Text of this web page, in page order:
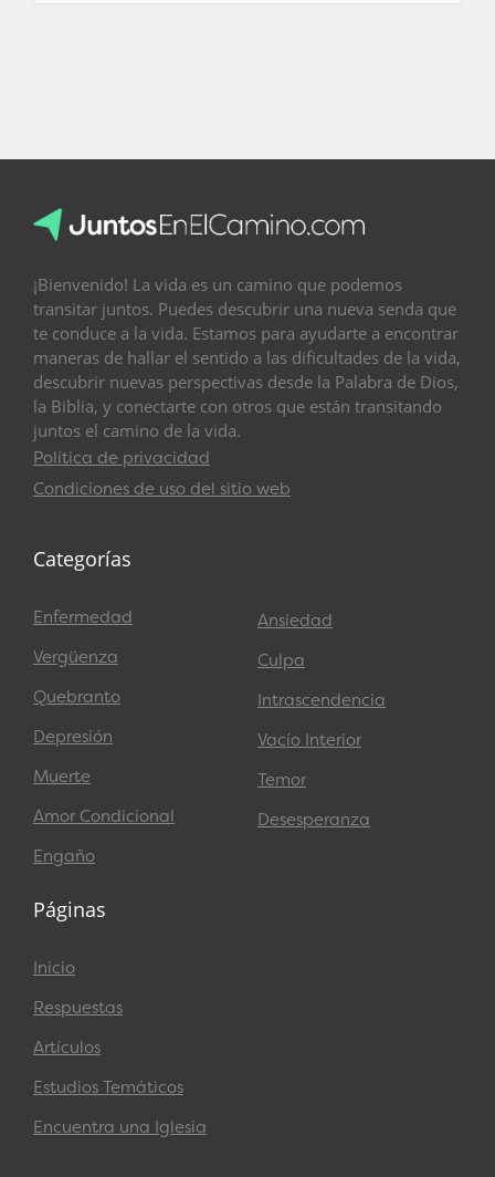
¡Bienvenido! La vida es un camino que podemos
transitar juntos. Puedes descubrir una nueva senda que
te conduce a la vida. Estamos para ayudarte a encontrar
maneras de hallar el sentido a las dificultades de la vida,
descubrir nuevas perspectivas desde la Palabra de Dios,
la Biblia, y conectarte con otros que están transitando
juntos el camino de la vida.
Política de privacidad
Condiciones de uso del sitio web
Categorías
Enfermedad
Vergüenza
Quebranto
Depresión
Muerte
Amor Condicional
Engaño
Ansiedad
Culpa
Intrascendencia
Vacío Interior
Temor
Desesperanza
Páginas
Inicio
Respuestas
Artículos
Estudios Temáticos
Encuentra una Iglesia